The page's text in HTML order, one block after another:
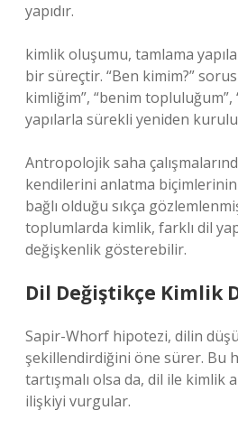
yapıdır.
kimlikoluşumu, tamlama
bir süreçtir. “Ben kimim?”
kimliğim”, “benim
yapılarla sürekli yeniden
Antropolojik saha
kendilerini anlatma biçimlerinin
bağlı olduğu sıkça
toplumlarda kimlik, farklı dil
değişkenlik gösterebilir.
Dil Değiştikçe Kimlik
Sapir-Whorf hipotezi, dilin
şekillendirdiğini öne sürer. Bu
tartışmalı olsa da, dil ile kimlik
ilişkiyi vurgular.